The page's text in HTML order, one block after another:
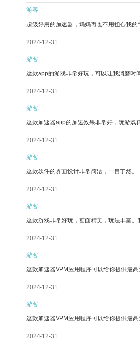
游客
超级好用的加速器，妈妈再也不用担心我的
2024-12-31
游客
这款app的游戏非常好玩，可以让我消磨时间
2024-12-31
游客
这款加速器app的加速效果非常好，玩游戏
2024-12-31
游客
这款软件的界面设计非常简洁，一目了然。
2024-12-31
游客
这款游戏非常好玩，画面精美，玩法丰富。
2024-12-31
游客
这款加速器VPM应用程序可以给你提供最
2024-12-31
游客
这款加速器VPM应用程序可以给你提供最
2024-12-31